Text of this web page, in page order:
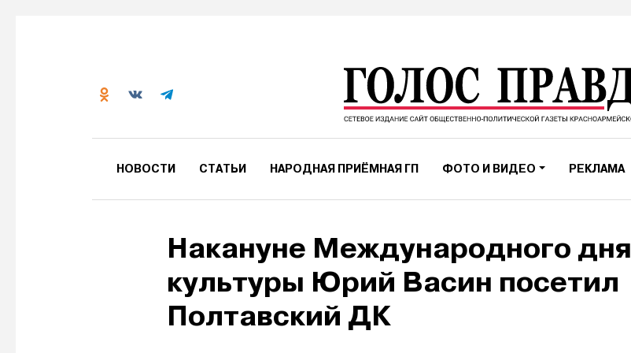
НОВОСТИ СТАТЬИ НАРОДНАЯ ПРИЁМНАЯ ГП ФОТО И ВИДЕО РЕКЛАМА
Накануне Международного дня
культуры Юрий Васин посетил
Полтавский ДК